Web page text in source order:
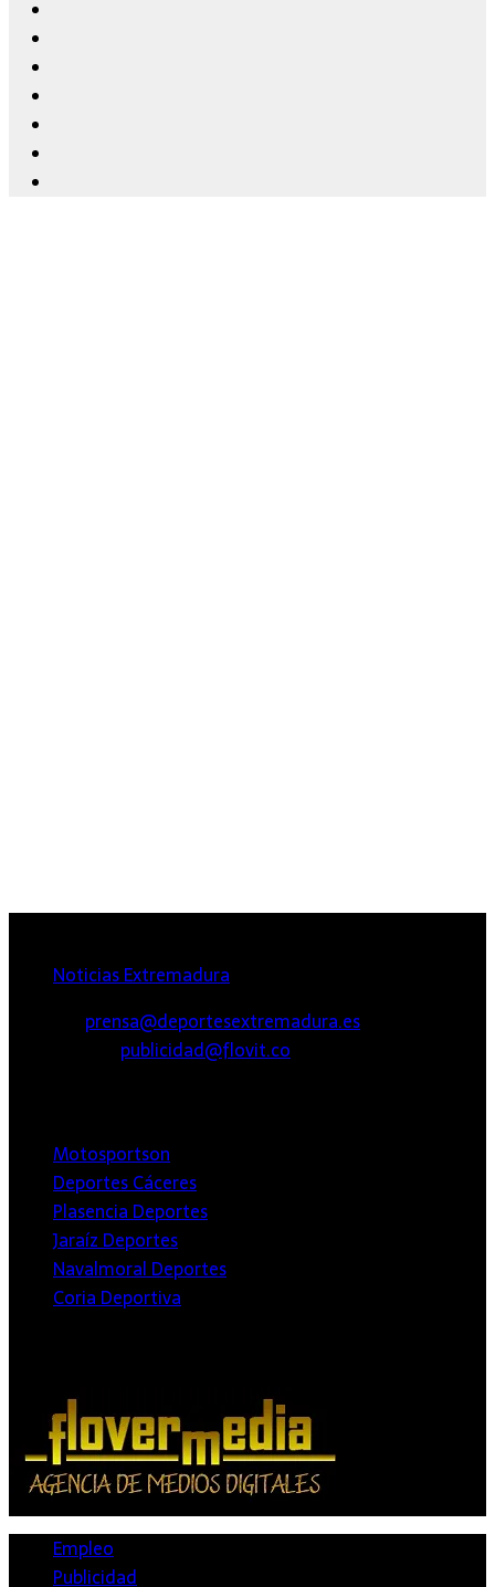
Noticias Extremadura
prensa@deportesextremadura.es
publicidad@flovit.co
Motosportson
Deportes Cáceres
Plasencia Deportes
Jaraíz Deportes
Navalmoral Deportes
Coria Deportiva
Empleo
Publicidad